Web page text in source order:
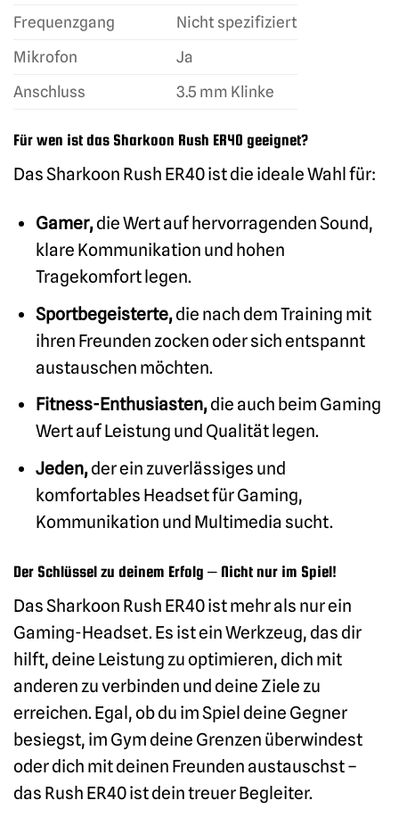
Frequenzgang
Nicht spezifiziert
Mikrofon
Ja
Anschluss
3.5 mm Klinke
Für wen ist das Sharkoon Rush ER40 geeignet?
Das Sharkoon Rush ER40 ist die ideale Wahl für:
Gamer,die Wert auf hervorragenden Sound,
klare Kommunikation und hohen
Tragekomfort legen.
Sportbegeisterte,die nach dem Training mit
ihren Freunden zocken oder sich entspannt
austauschen möchten.
Fitness-Enthusiasten,die auch beim Gaming
Wert auf Leistung und Qualität legen.
Jeden,der ein zuverlässiges und
komfortables Headset für Gaming,
Kommunikation und Multimedia sucht.
Der Schlüssel zu deinem Erfolg – Nicht nur im Spiel!
Das Sharkoon Rush ER40 ist mehr als nur ein
Gaming-Headset. Es ist ein Werkzeug, das dir
hilft, deine Leistung zu optimieren, dich mit
anderen zu verbinden und deine Ziele zu
erreichen. Egal, ob du im Spiel deine Gegner
besiegst, im Gym deine Grenzen überwindest
oder dich mit deinen Freunden austauschst –
das Rush ER40 ist dein treuer Begleiter.